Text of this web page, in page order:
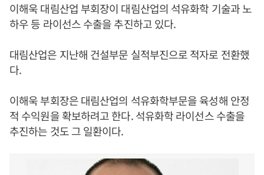
이해욱 대림산업 부회장이 대림산업의 석유화학 기술과 노
하우 등 라이선스 수출을 추진하고 있다.
대림산업은 지난해 건설부문 실적부진으로 적자로 전환했
다.
이해욱 부회장은 대림산업의 석유화학부문을 육성해 안정
적 수익원을 확보하려고 한다. 석유화학 라이선스 수출을
추진하는 것도 그 일환이다.